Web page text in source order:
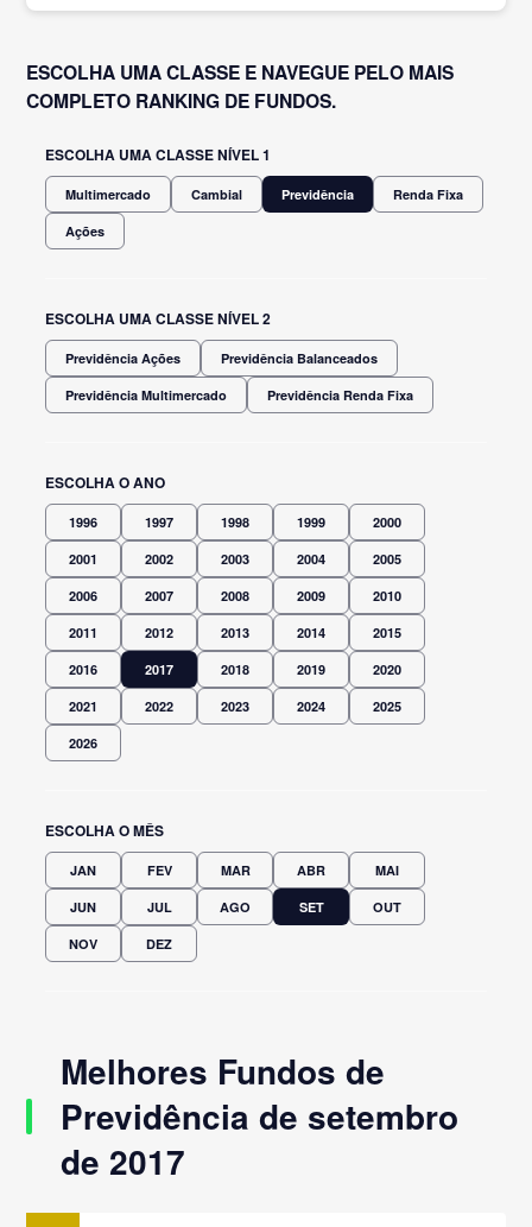
ESCOLHA UMA CLASSE E NAVEGUE PELO MAIS
COMPLETO RANKING DE FUNDOS.
ESCOLHA UMA CLASSE NÍVEL 1
Multimercado Cambial Previdência Renda Fixa
Ações
ESCOLHA UMA CLASSE NÍVEL 2
Previdência Ações Previdência Balanceados
Previdência Multimercado Previdência Renda Fixa
ESCOLHA O ANO
1996 1997 1998 1999 2000
2001 2002 2003 2004 2005
2006 2007 2008 2009 2010
2011 2012 2013 2014 2015
2016 2017 2018 2019 2020
2021 2022 2023 2024 2025
2026
ESCOLHA O MÊS
JAN FEV MAR ABR MAI
JUN JUL AGO SET OUT
NOV DEZ
Melhores Fundos de
Previdência de setembro
de 2017